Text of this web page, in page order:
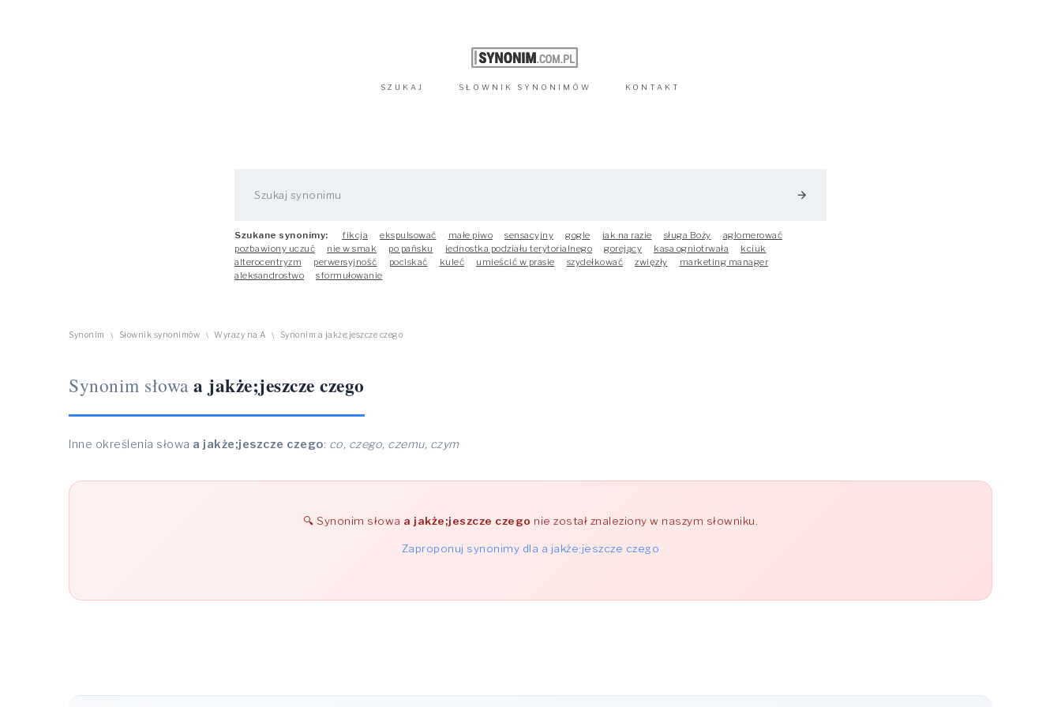
SZUKAJ SŁOWNIK SYNONIMÓW KONTAKT
arrow_forward
Szukane synonimy: fikcja ekspulsować małe piwo sensacyjny gogle jak na razie sługa Boży
aglomerować
pozbawiony uczuć
nie w smak po pańsku jednostka podziału terytorialnego gorejący kasa ogniotrwała
kciuk
alterocentryzm
perwersyjność pociskać kuleć umieścić w prasie szydełkować zwięzły
marketing manager
aleksandrostwo
sformułowanie
Synonim \ Słownik synonimów \ Wyrazy na A \ Synonim a jakże;jeszcze czego
Synonim słowa a jakże;jeszcze czego
Inne określenia słowa a jakże;jeszcze czego: co, czego, czemu, czym
Synonim słowa a jakże;jeszcze czego nie został znaleziony w naszym słowniku.
Zaproponuj synonimy dla a jakże;jeszcze czego